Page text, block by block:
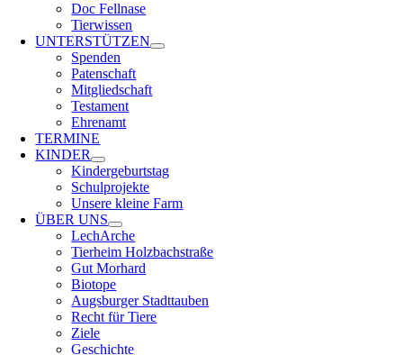
Doc Fellnase
Tierwissen
UNTERSTÜTZEN
Spenden
Patenschaft
Mitgliedschaft
Testament
Ehrenamt
TERMINE
KINDER
Kindergeburtstag
Schulprojekte
Unsere kleine Farm
ÜBER UNS
LechArche
Tierheim Holzbachstraße
Gut Morhard
Biotope
Augsburger Stadttauben
Recht für Tiere
Ziele
Geschichte